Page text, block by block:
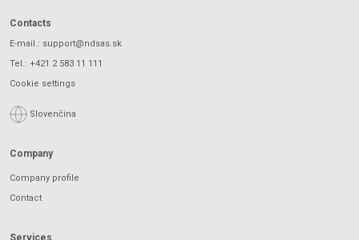
Contacts
E-mail.: support@ndsas.sk
Tel.: +421 2 583 11 111
Cookie settings
Slovenčina
Company
Company profile
Contact
Services